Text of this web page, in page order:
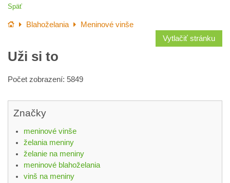
Späť
Úvod Blahoželania
Meninové vinše
Vytlačiť stránku
Uži si to
Počet zobrazení: 5849
Značky
meninové vinše
želania meniny
želanie na meniny
meninové blahoželania
vinš na meniny